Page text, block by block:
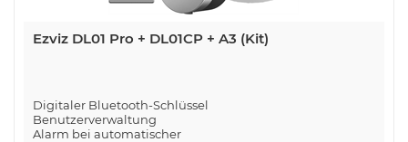
Ezviz DL01 Pro + DL01CP + A3 (Kit)
Digitaler Bluetooth-Schlüssel
Benutzerverwaltung
Alarm bei automatischer